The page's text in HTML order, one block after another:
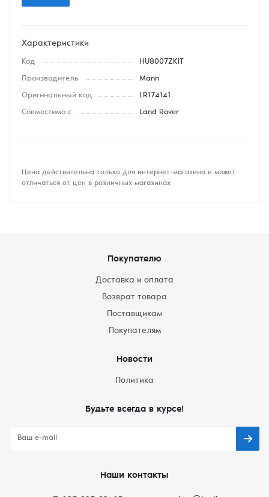
Характеристики
Код HU8007ZKIT
Производитель Mann
Оригинальный код LR174141
Совместимо с Land Rover
Цена действительна только для интернет-магазина и может
отличаться от цен в розничных магазинах
Покупателю
Доставка и оплата
Возврат товара
Поставщикам
Покупателям
Новости
Политика
Будьте всегда в курсе!
Наши контакты